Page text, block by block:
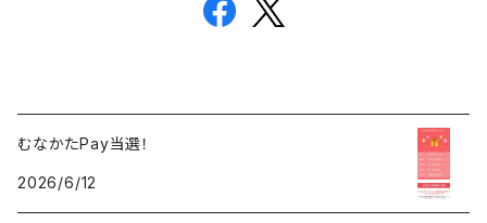
むなかたPay当選！
2026/6/12